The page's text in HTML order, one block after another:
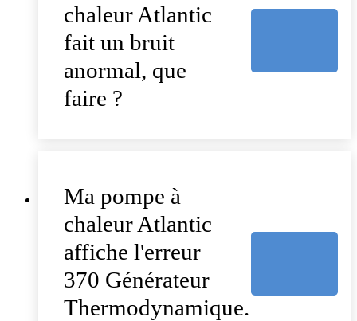
chaleur Atlantic
fait un bruit
anormal, que
faire ?
Ma pompe à
chaleur Atlantic
affiche l'erreur
370 Générateur
Thermodynamique.